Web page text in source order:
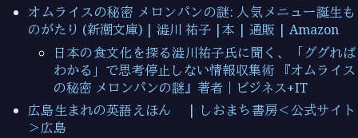
オムライスの秘密 メロンパンの謎: 人気メニュー誕生も
のがたり (新潮文庫) | 澁川 祐子 |本 | 通販 | Amazon
日本の食文化を探る澁川祐子氏に聞く、「ググれば
わかる」で思考停止しない情報収集術 『オムライス
の秘密 メロンパンの謎』著者｜ビジネス+IT
広島生まれの英語えほん | しおまち書房＜公式サイト
＞広島